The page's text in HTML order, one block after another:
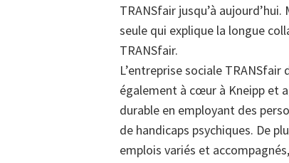
TRANSfair jusqu’à aujourd’hui.
seule qui explique la longue
TRANSfair.
L’entreprise sociale
également à cœur à Kneipp et
durable en employant des
de handicaps psychiques. De
emplois variés et